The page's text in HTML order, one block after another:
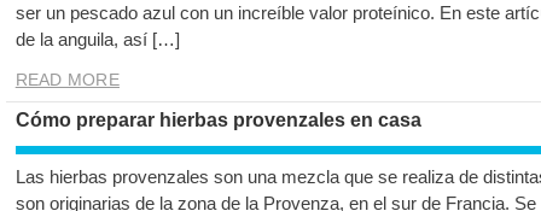
ser un pescado azul con un increíble valor proteínico. En este
de la anguila, así […]
READ MORE
Cómo preparar hierbas provenzales en casa
Las hierbas provenzales son una mezcla que se realiza de
son originarias de la zona de la Provenza, en el sur de Francia.